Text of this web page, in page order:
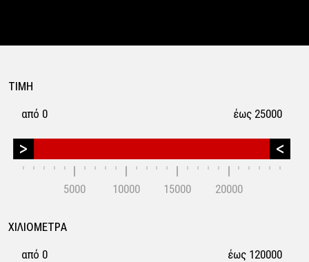
ΤΙΜΗ
από 0 έως 25000
5000 10000 15000 20000
ΧΙΛΙΟΜΕΤΡΑ
από 0 έως 120000